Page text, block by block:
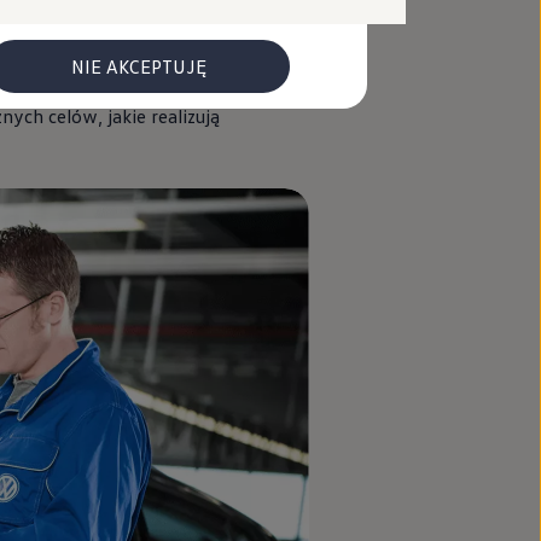
celów, jakie realizują
NIE AKCEPTUJĘ